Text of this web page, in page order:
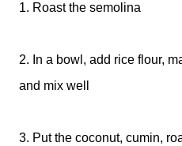
1. Roast the semolina
2. In a bowl, add rice flour,
and mix well
3. Put the coconut, cumin,